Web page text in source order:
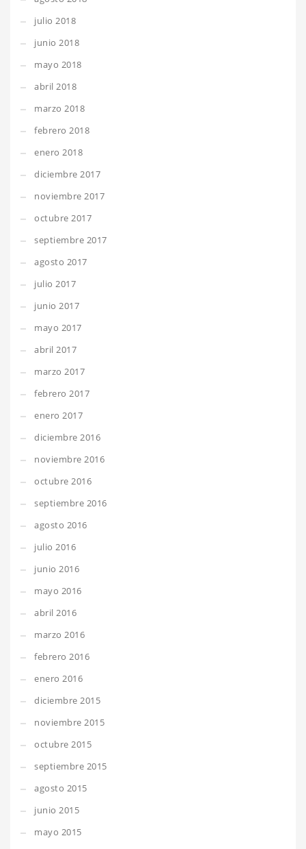
julio 2018
junio 2018
mayo 2018
abril 2018
marzo 2018
febrero 2018
enero 2018
diciembre 2017
noviembre 2017
octubre 2017
septiembre 2017
agosto 2017
julio 2017
junio 2017
mayo 2017
abril 2017
marzo 2017
febrero 2017
enero 2017
diciembre 2016
noviembre 2016
octubre 2016
septiembre 2016
agosto 2016
julio 2016
junio 2016
mayo 2016
abril 2016
marzo 2016
febrero 2016
enero 2016
diciembre 2015
noviembre 2015
octubre 2015
septiembre 2015
agosto 2015
junio 2015
mayo 2015